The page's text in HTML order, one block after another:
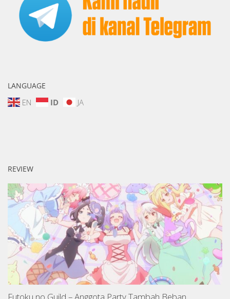
LANGUAGE
EN ID JA
REVIEW
Futoku no Guild – Anggota Party Tambah Beban